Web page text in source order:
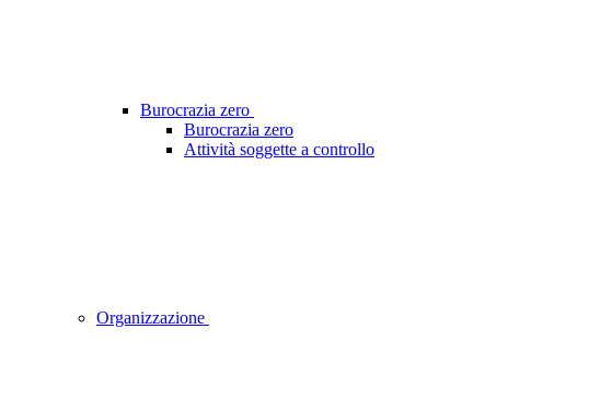
Burocrazia zero
Burocrazia zero
Attività soggette a controllo
Organizzazione